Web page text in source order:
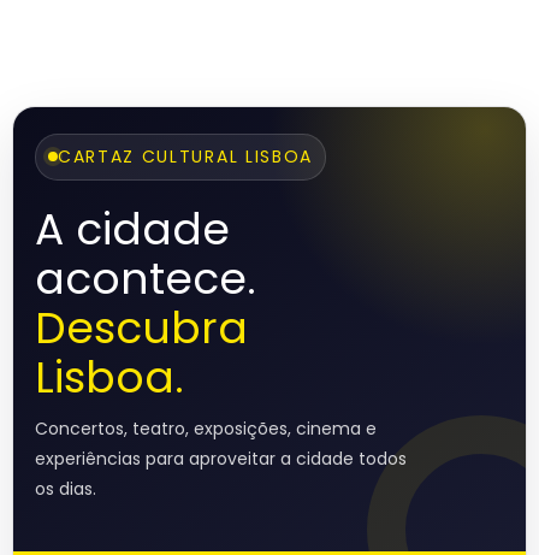
CARTAZ CULTURAL LISBOA
A cidade
acontece.
Descubra
Lisboa.
Concertos, teatro, exposições, cinema e
experiências para aproveitar a cidade todos
os dias.